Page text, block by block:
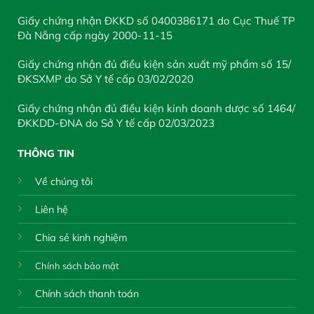
Giấy chứng nhận ĐKKD số 0400386171 do Cục Thuế TP
Đà Nẵng cấp ngày 2000-11-15
Giấy chứng nhận đủ điều kiện sản xuất mỹ phẩm số 15/
ĐKSXMP do Sở Y tế cấp 03/02/2020
Giấy chứng nhận đủ điều kiện kinh doanh dược số 1464/
ĐKKDD-ĐNA do Sở Y tế cấp 02/03/2023
THÔNG TIN
Về chúng tôi
Liên hệ
Chia sẻ kinh nghiệm
Chính sách bảo mật
Chính sách thanh toán